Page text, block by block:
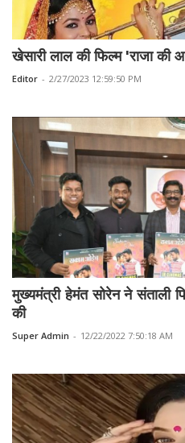
खेसारी लाल की फिल्म 'राजा की
Editor - 2/27/2023 12:59:50 PM
मुख्यमंत्री हेमंत सोरेन ने संताली
की
Super Admin - 12/22/2022 7:50:18 AM